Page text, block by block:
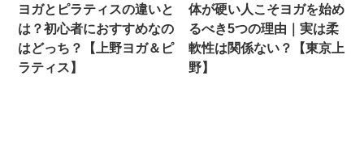
ヨガとピラティスの違いと
は？初心者におすすめなの
はどっち？【上野ヨガ＆ピ
ラティス】
体が硬い人こそヨガを始め
るべき5つの理由｜実は柔
軟性は関係ない？【東京上
野】